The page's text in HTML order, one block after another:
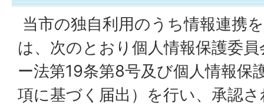
当市の独自利用のうち情報連携
は、次のとおり個人情報保護委
ー法第19条第8号及び個人情報保
項に基づく届出）を行い、承認